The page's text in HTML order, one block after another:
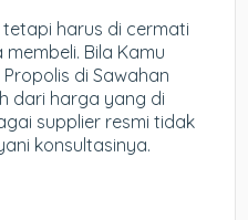
harus di cermati
Bila Kamu
di Sawahan
dari harga yang di
supplier resmi tidak
konsultasinya.